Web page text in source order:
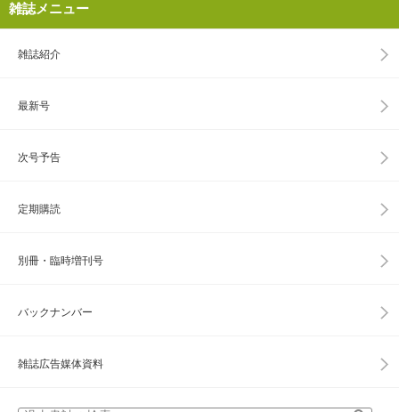
雑誌メニュー
雑誌紹介
最新号
次号予告
定期購読
別冊・臨時増刊号
バックナンバー
雑誌広告媒体資料